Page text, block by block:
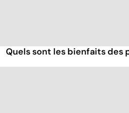
Quels sont les bienfaits des